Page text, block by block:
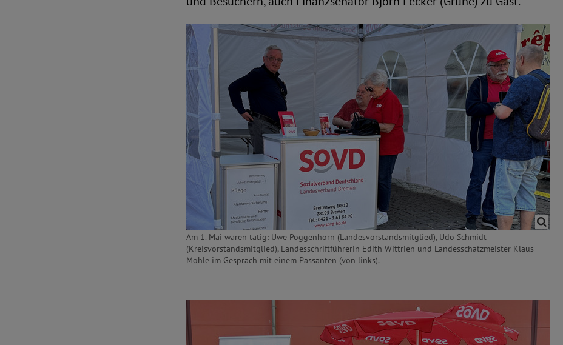
Am 1. Mai waren tätig: Uwe Poggenhorn (Landesvorstandsmitglied), Udo Schmidt
(Kreisvorstandsmitglied), Landesschriftführerin Edith Wittrien und Landesschatzmeister Klaus
Möhle im Gespräch mit einem Passanten (von links).